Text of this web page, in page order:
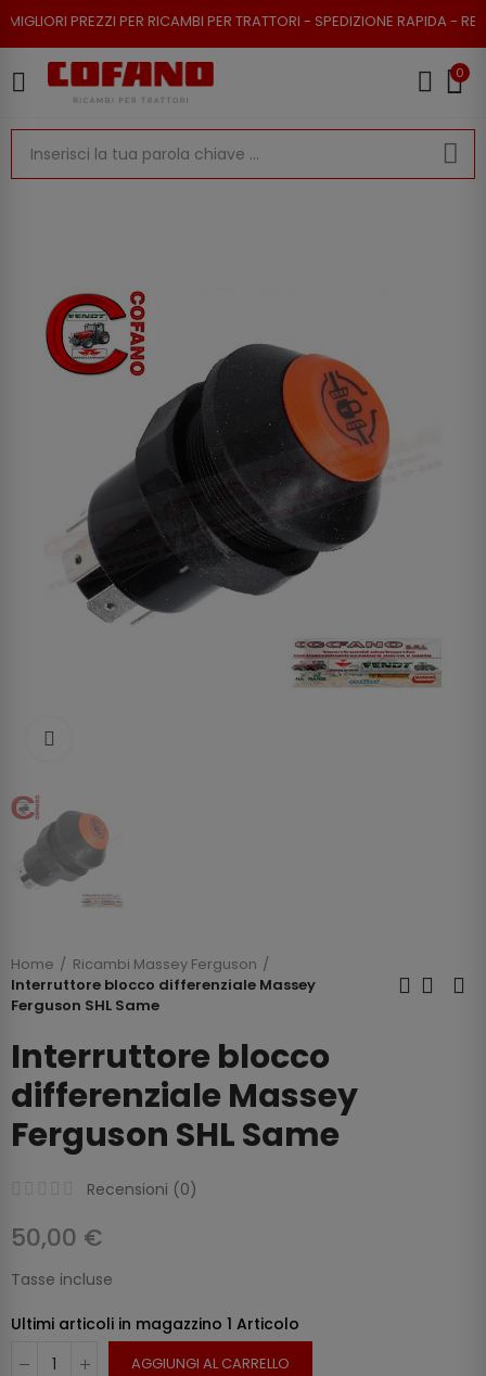
PER RICAMBI PER TRATTORI - SPEDIZIONE RAPIDA - RESO
0
Home
Ricambi Massey Ferguson
Interruttore blocco differenziale Massey
Ferguson SHL Same
Interruttore blocco
differenziale Massey
Ferguson SHL Same
Recensioni (0)
50,00 €
Tasse incluse
Ultimi articoli in magazzino 1 Articolo
AGGIUNGI AL CARRELLO